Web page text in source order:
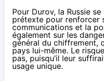
Pour Durov, la Russie se
prétexte pour renforcer
communications et la
également sur les
général du chiffrement,
pays lui-même. Le
pas, puisqu’il leur
usage unique.